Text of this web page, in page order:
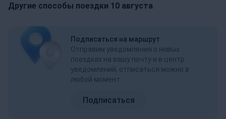
Другие способы поездки 10 августа
Подписаться на маршрут
Отправим уведомления о новых
поездках на вашу почту и в центр
уведомлений, отписаться можно в
любой момент
Подписаться